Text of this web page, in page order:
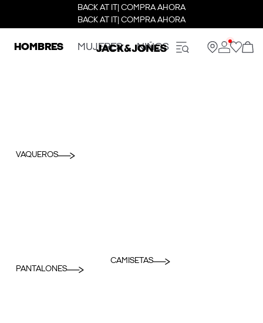
BACK AT IT| COMPRA AHORA
BACK AT IT| COMPRA AHORA
HOMBRES MUJERES NIÑOS
VAQUEROS
PANTALONES
CAMISETAS